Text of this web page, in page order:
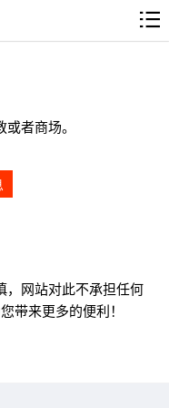
者商场。
，网站对此不承担任何
带来更多的便利！